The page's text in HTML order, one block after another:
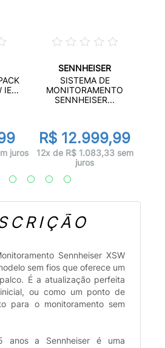
IE...
juros
SENNHEISER
SISTEMA DE
MONITORAMENTO
SENNHEISER...
R$ 12.999,99
12x de R$ 1.083,33 sem
juros
Sennheiser XSW
sem fios que oferece um
É a atualização perfeita
ou como um ponto de
para o monitoramento sem
anos a Sennheiser é uma